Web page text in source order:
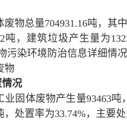
废物总量704931.16吨，其
吨，建筑垃圾产生量为
污染环境防治信息详细情况
物
况
业固体废物产生量93463吨
，处置率为33.74%，主要